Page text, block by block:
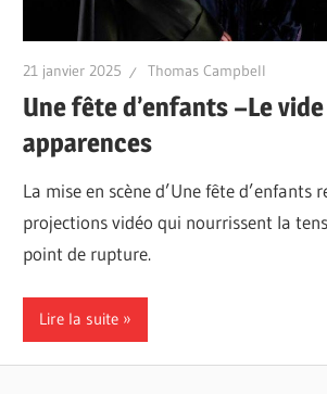
21 janvier 2025 Thomas Campbell
Une fête d’enfants –Le
apparences
La mise en scène d’Une fête d’enfants
projections vidéo qui nourrissent la
point de rupture.
Lire la suite